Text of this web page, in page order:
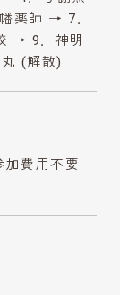
薬師 → 7．
→ 9．神明
(解散)
加費用不要